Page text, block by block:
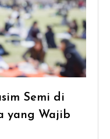
Semi di
yang Wajib